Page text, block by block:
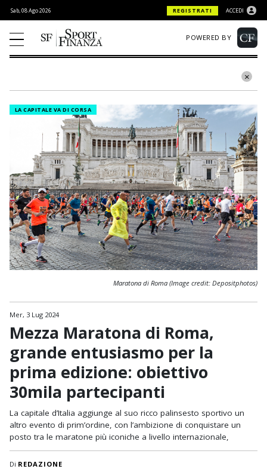
Sab, 08 Ago 2026 REGISTRATI ACCEDI
POWERED BY
Mer, 3 Lug 2024
Mezza Maratona di Roma,
grande entusiasmo per la
prima edizione: obiettivo
30mila partecipanti
La capitale d’Italia aggiunge al suo ricco palinsesto sportivo un
altro evento di prim’ordine, con l’ambizione di conquistare un
posto tra le maratone più iconiche a livello internazionale,
Di REDAZIONE
LA CAPITALE VA DI CORSA
Maratona di Roma (Image credit: Depositphotos)